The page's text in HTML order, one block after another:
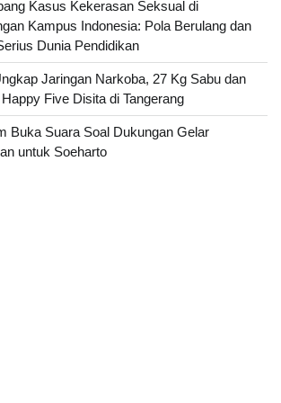
Kasus Kekerasan Seksual di
Kampus Indonesia: Pola Berulang dan
Dunia Pendidikan
Jaringan Narkoba, 27 Kg Sabu dan
Five Disita di Tangerang
Buka Suara Soal Dukungan Gelar
untuk Soeharto